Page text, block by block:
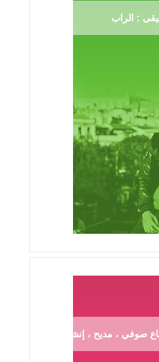
: الراب
صوفي ، مديح ، إنشاد ...)